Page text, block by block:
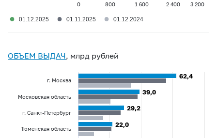
ОБЪЕМ ВЫДАЧ, млрд рублей
0
800 1 600 2 400 3 200
● 01.12.2025 ● 01.11.2025 ● 01.12.2024
62,4
62,4
39,0
39,0
29,2
29,2
22,0
22,0
г. Москва
Московская область
г. Санкт-Петербург
Тюменская область